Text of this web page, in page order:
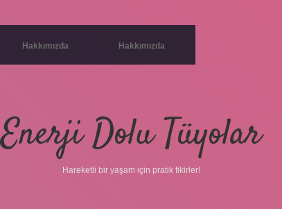
Hakkımızda Hakkımızda
Enerji Dolu Tüyolar
Hareketli bir yaşam için pratik fikirler!